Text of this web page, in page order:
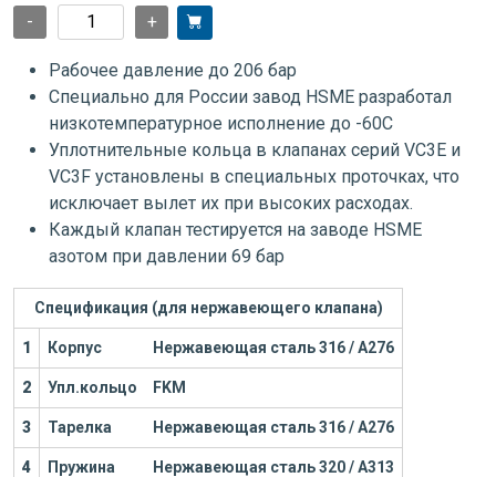
- +
Рабочее давление до 206 бар
Специально для России завод HSME разработал
низкотемпературное исполнение до -60С
Уплотнительные кольца в клапанах серий VC3E и
VC3F установлены в специальных проточках, что
исключает вылет их при высоких расходах.
Каждый клапан тестируется на заводе HSME
азотом при давлении 69 бар
Спецификация (для нержавеющего клапана)
1 Корпус Нержавеющая сталь 316 / А276
2 Упл.кольцо FKM
3 Тарелка Нержавеющая сталь 316 / А276
4 Пружина Нержавеющая сталь 320 / А313